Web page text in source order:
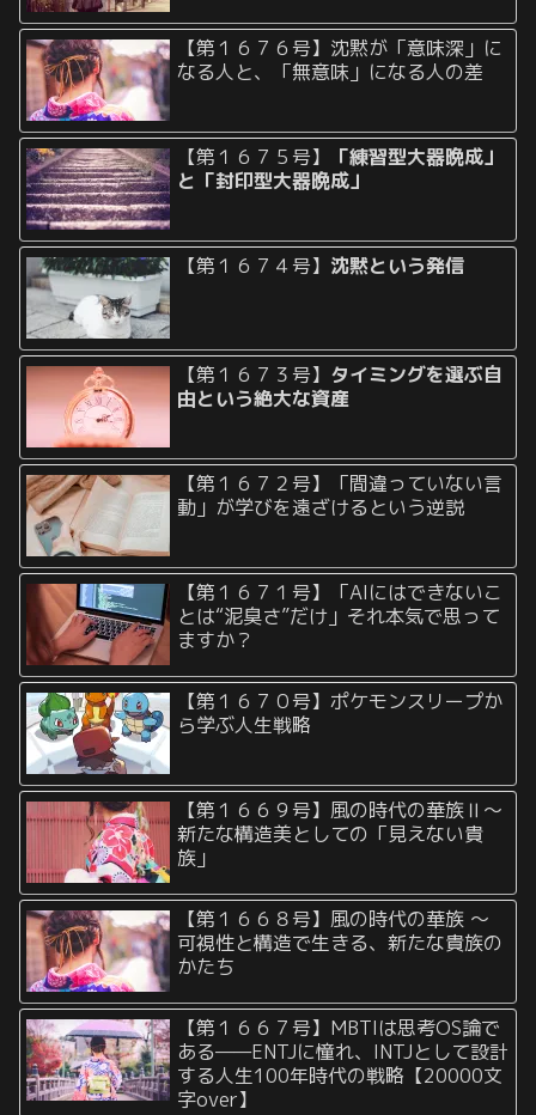
【第１６７６号】沈黙が「意味深」に
なる人と、「無意味」になる人の差
【第１６７５号】
「練習型大器晩成」
と「封印型大器晩成」
【第１６７４号】 沈黙という発信
【第１６７３号】 タイミングを選ぶ自
由という絶大な資産
【第１６７２号】「間違っていない言
動」が学びを遠ざけるという逆説
【第１６７１号】「AIにはできないこ
とは“泥臭さ”だけ」それ本気で思って
ますか？
【第１６７０号】ポケモンスリープか
ら学ぶ人生戦略
【第１６６９号】風の時代の華族Ⅱ〜
新たな構造美としての「見えない貴
族」
【第１６６８号】風の時代の華族 〜
可視性と構造で生きる、新たな貴族の
かたち
【第１６６７号】MBTIは思考OS論で
ある——ENTJに憧れ、INTJとして設計
する人生100年時代の戦略【20000文
字over】